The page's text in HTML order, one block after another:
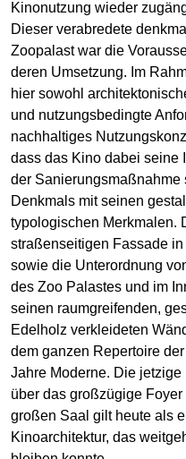
Kinonutzung wieder
Dieser verabredete
Zoopalast war die
deren Umsetzung. Im
hier sowohl
und nutzungsbedingte
nachhaltiges
dass das Kino dabei seine
der Sanierungsmaßnahme
Denkmals mit seinen
typologischen Merkmalen.
straßenseitigen Fassade
sowie die Unterordnung
des Zoo Palastes und im
seinen raumgreifenden,
Edelholz verkleideten
dem ganzen Repertoire
Jahre Moderne. Die
über das großzügige
großen Saal gilt heute als
Kinoarchitektur, das